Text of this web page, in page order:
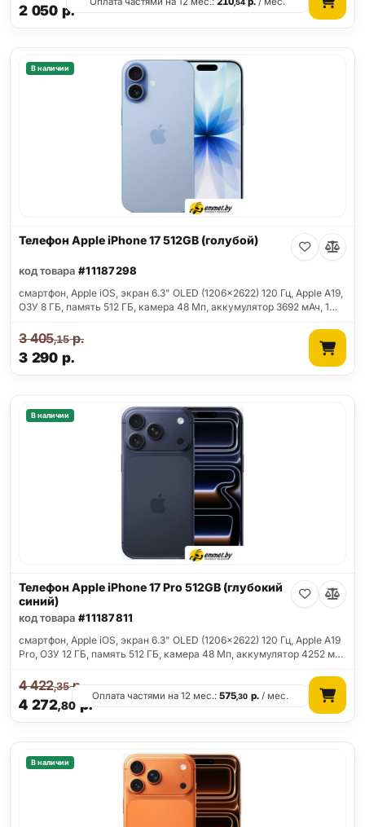
2 050 р.
,54
В наличии
Телефон Apple iPhone 17 512GB (голубой)
код товара #11187298
смартфон, Apple iOS, экран 6.3" OLED (1206x2622) 120 Гц, Apple A19,
ОЗУ 8 ГБ, память 512 ГБ, камера 48 Мп, аккумулятор 3692 мАч, 1…
3 290 р.
3 405,15р.
В наличии
Телефон Apple iPhone 17 Pro 512GB (глубокий
синий)
код товара #11187811
смартфон, Apple iOS, экран 6.3" OLED (1206x2622) 120 Гц, Apple A19
Pro, ОЗУ 12 ГБ, память 512 ГБ, камера 48 Мп, аккумулятор 4252 м…
4 272,80 р.
4 422,35р.
Оплата частями на 12 мес.:575,30 р./ мес.
В наличии